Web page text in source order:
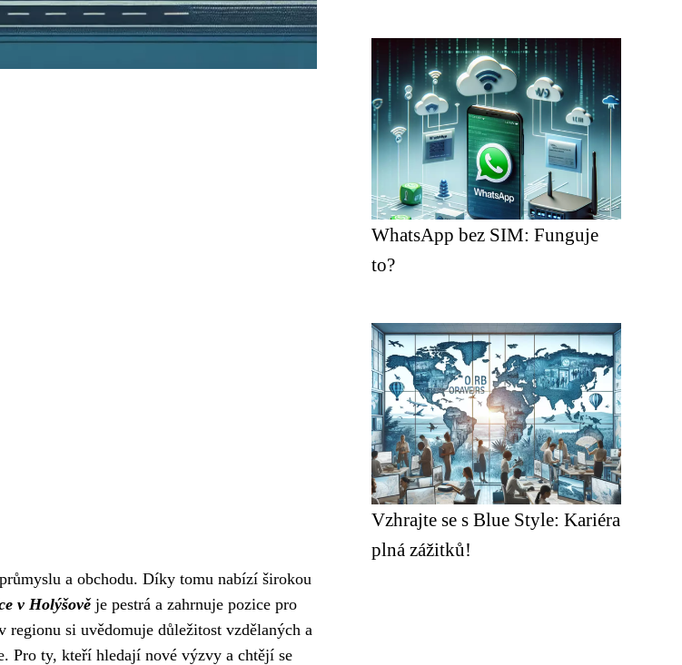
a obchodu. Díky tomu nabízí širokou
v Holýšověje pestrá a zahrnuje pozice pro
si uvědomuje důležitost vzdělaných a
Pro ty, kteří hledají nové výzvy a chtějí se
WhatsApp bez SIM: Funguje
to?
Vzhrajte se s Blue Style: Kariéra
plná zážitků!